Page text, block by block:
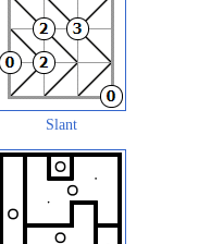
Slant